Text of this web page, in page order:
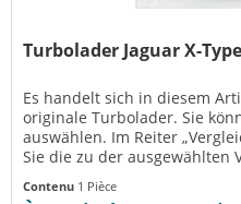
Turbolader Jaguar X-Type
Es handelt sich in diesem
originale Turbolader. Sie
auswählen. Im Reiter
Sie die zu der ausgewählten
Teilenummern einsehen....
Contenu 1 Pièce